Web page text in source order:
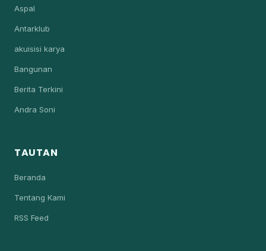
Aspal
Antarklub
akuisisi karya
Bangunan
Berita Terkini
Andra Soni
TAUTAN
Beranda
Tentang Kami
RSS Feed